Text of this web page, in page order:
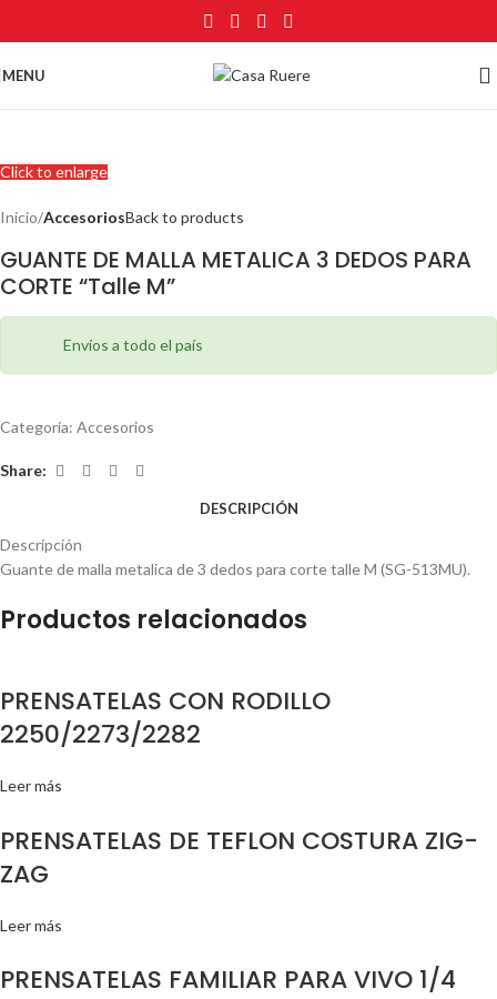
MENU
Click to enlarge
Inicio AccesoriosBack to products
GUANTE DE MALLA METALICA 3 DEDOS PARA
CORTE “Talle M”
Envíos a todo el país
Categoría: Accesorios
Share:
DESCRIPCIÓN
Descripción
Guante de malla metalica de 3 dedos para corte talle M (SG-513MU).
Productos relacionados
PRENSATELAS CON RODILLO
2250/2273/2282
Leer más
PRENSATELAS DE TEFLON COSTURA ZIG-
ZAG
Leer más
PRENSATELAS FAMILIAR PARA VIVO 1/4